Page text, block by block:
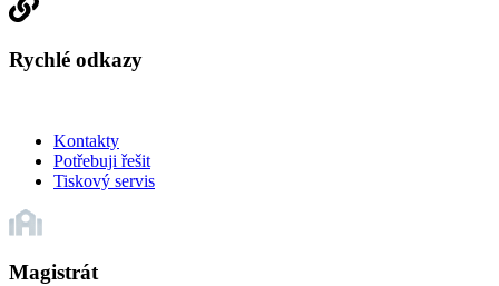
Rychlé odkazy
Kontakty
Potřebuji řešit
Tiskový servis
Magistrát